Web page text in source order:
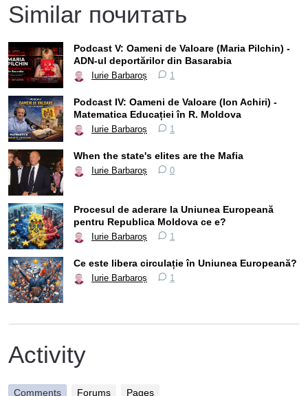
Similar почитать
Podcast V: Oameni de Valoare (Maria Pilchin) -
ADN-ul deportărilor din Basarabia
Iurie Barbaroș 1
Podcast IV: Oameni de Valoare (Ion Achiri) -
Matematica Educației în R. Moldova
Iurie Barbaroș 1
When the state's elites are the Mafia
Iurie Barbaroș 0
Procesul de aderare la Uniunea Europeană
pentru Republica Moldova ce e?
Iurie Barbaroș 1
Ce este libera circulație în Uniunea Europeană?
Iurie Barbaroș 1
Activity
Comments Forums Pages